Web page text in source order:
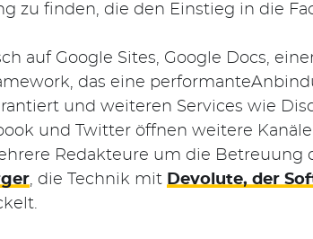
zu finden, die den Einstieg in die
auf Google Sites, Google Docs,
das eine
und weiteren Services wie
und Twitter öffnen weitere
Redakteure um die Betreuung
, die Technik mit Devolute, der